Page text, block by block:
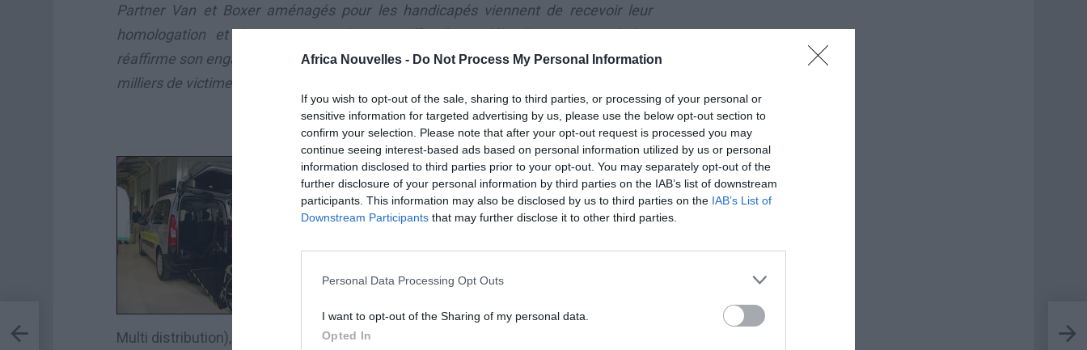
Africa Nouvelles - Do Not Process My Personal Information
If you wish to opt-out of the sale, sharing to third parties, or processing of your personal or
sensitive information for targeted advertising by us, please use the below opt-out section to
confirm your selection. Please note that after your opt-out request is processed you may
continue seeing interest-based ads based on personal information utilized by us or personal
information disclosed to third parties prior to your opt-out. You may separately opt-out of the
further disclosure of your personal information by third parties on the IAB’s list of downstream
participants. This information may also be disclosed by us to third parties on the IAB’s List of
Downstream Participants that may further disclose it to other third parties.
Personal Data Processing Opt Outs
I want to opt-out of the Sharing of my personal data.
Opted In
Partner Van et Boxer aménagés pour les handicapés viennent de recevoir leur
homologation et leur commercialisation officielle a débuté. Peugeot Algérie
réaffirme son engagement dans la lutte contre les accidents de la route qui font des
milliers de victimes en Algérie.
La cérémonie à laquelle ont été conviés les
principaux partenaires de Peugeot Algérie, à
savoir, l’association El Baraka et le club
française à Dar El Beïda. Le distributeur de
Peugeot Scooter en Algérie, MMDI (Meklati
Multi distribution), s’est associé aux actions d’El Baraka.